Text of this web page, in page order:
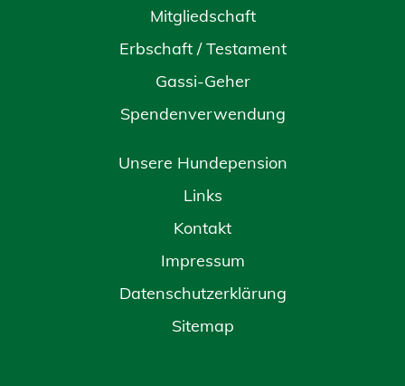
Mitgliedschaft
Erbschaft / Testament
Gassi-Geher
Spendenverwendung
Unsere Hundepension
Links
Kontakt
Impressum
Datenschutzerklärung
Sitemap